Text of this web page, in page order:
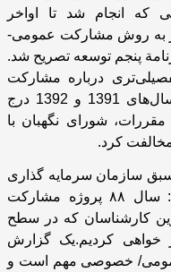
که انجام شد تا اواخر
به روش مشارکت عمومی-
مادة 214 قانون برنامة پنجم توسعه تصریح شد.
درباره مشارکت
عمومی- خصوصی در قوانین بودجه سال‌های 1391 و 1392 درج
شورای نگهبان با
سازمان سرمایه گذاری
سال ۸۸ پروژه مشارکت
کارشناسان که در سطح
خواهی کردیم.یک گزارش
خصوصی مهم است و